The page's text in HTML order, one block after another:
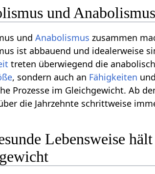
und Anabolismus
undAnabolismus zusammen
ist abbauend und idealerweise
treten überwiegend die
, sondern auch an Fähigkeiten und
Prozesse im Gleichgewicht. Ab
die Jahrzehnte schrittweise
Lebensweise